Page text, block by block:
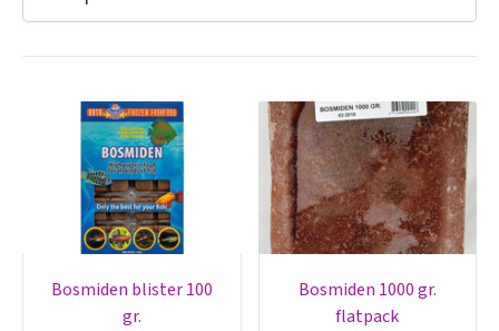
bosmiden blister 100
gr.
bosmiden 1000 gr.
flatpack